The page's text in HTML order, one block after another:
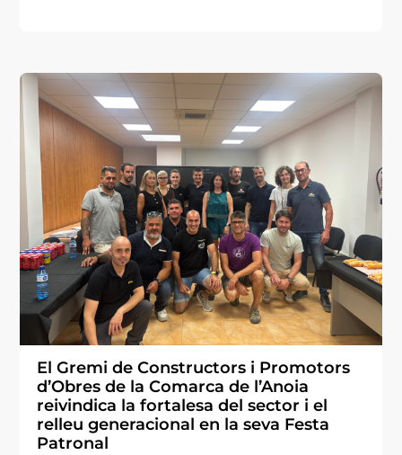
El Gremi de Constructors i Promotors
d’Obres de la Comarca de l’Anoia
reivindica la fortalesa del sector i el
relleu generacional en la seva Festa
Patronal